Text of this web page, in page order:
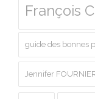
François
guide des bonnes
Jennifer